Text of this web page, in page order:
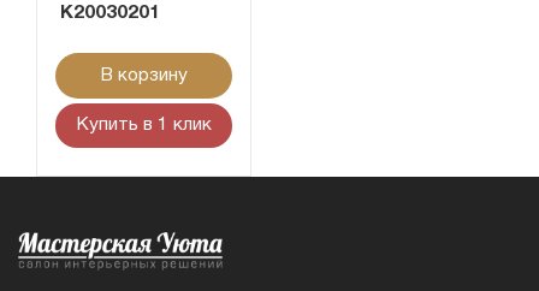
K20030201
В корзину
Купить в 1 клик